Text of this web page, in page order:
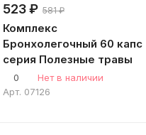
523 ₽ 581 ₽
Комплекс
Бронхолегочный 60 капс
серия Полезные травы
0
Нет в наличии
Арт. 07126